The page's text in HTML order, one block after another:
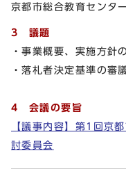
京都市総合教育セン
3 議題
・事業概要、実施方針
・落札者決定基準の審
4 会議の要旨
【議事内容】第1回京
討委員会